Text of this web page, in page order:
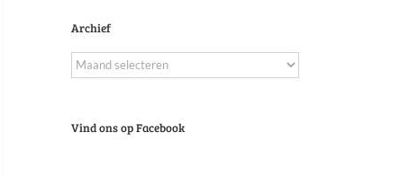
Archief
Archief
Vind ons op Facebook